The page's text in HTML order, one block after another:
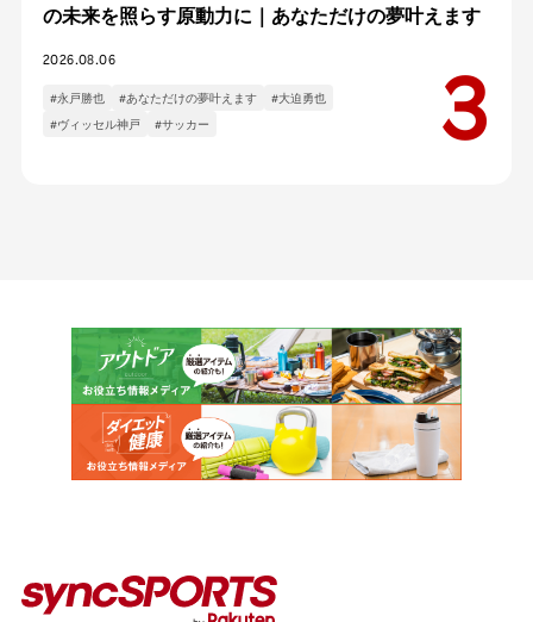
インタビュー
イベント
コラム
#バスケットボール
#トップアスリートの愛用品
の未来を照らす原動力に｜あなただけの夢叶えます
2026.08.06
#永戸勝也 #あなただけの夢叶えます
#大迫勇也
#ヴィッセル神戸
#サッカー